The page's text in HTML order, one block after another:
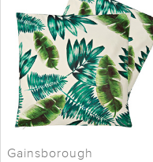
Gainsborough